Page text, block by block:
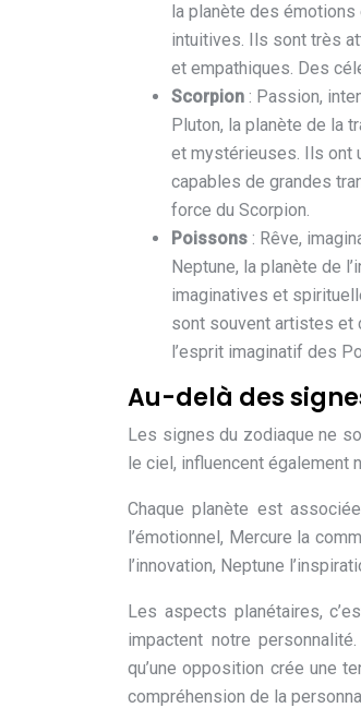
la planète des
intuitives. Ils sont très
et empathiques. Des
Scorpion : Passion,
Pluton, la planète de la
et mystérieuses. Ils ont
capables de grandes
force du Scorpion.
Poissons : Rêve,
Neptune, la planète de
imaginatives et
sont souvent artistes et
l’esprit imaginatif des
Au-delà des
Les signes du zodiaque ne
le ciel, influencent également
Chaque planète est
l’émotionnel, Mercure la
l’innovation, Neptune
Les aspects planétaires,
impactent notre
qu’une opposition crée une
compréhension de la